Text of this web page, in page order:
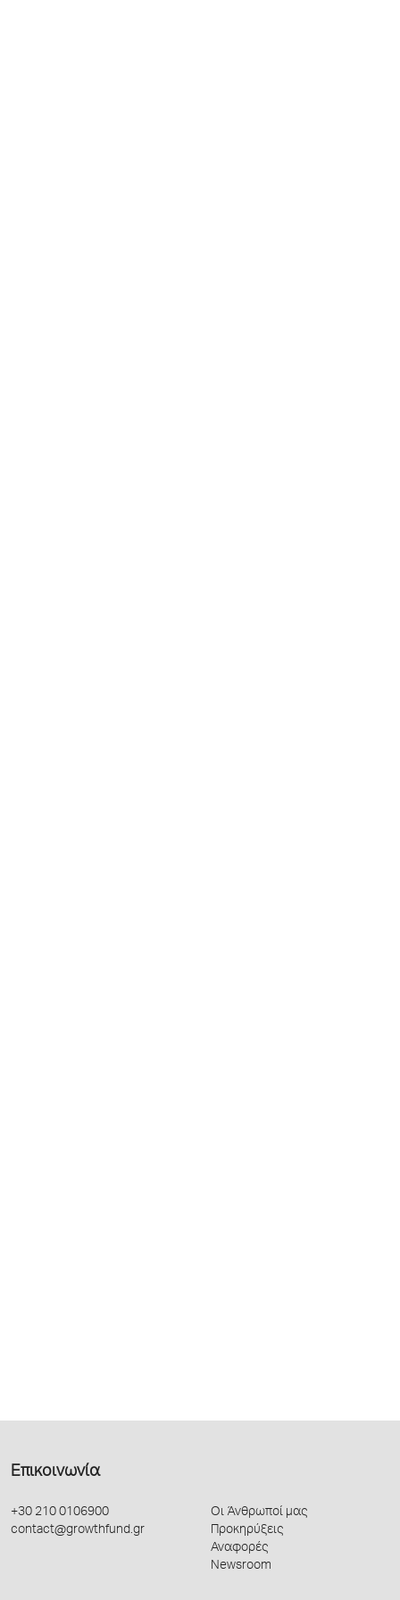
Επικοινωνία
+30 210 0106900
contact@growthfund.gr
Οι Άνθρωποί μας
Προκηρύξεις
Αναφορές
Newsroom